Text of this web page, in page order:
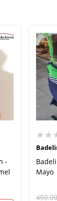
-
Mayo
450.00